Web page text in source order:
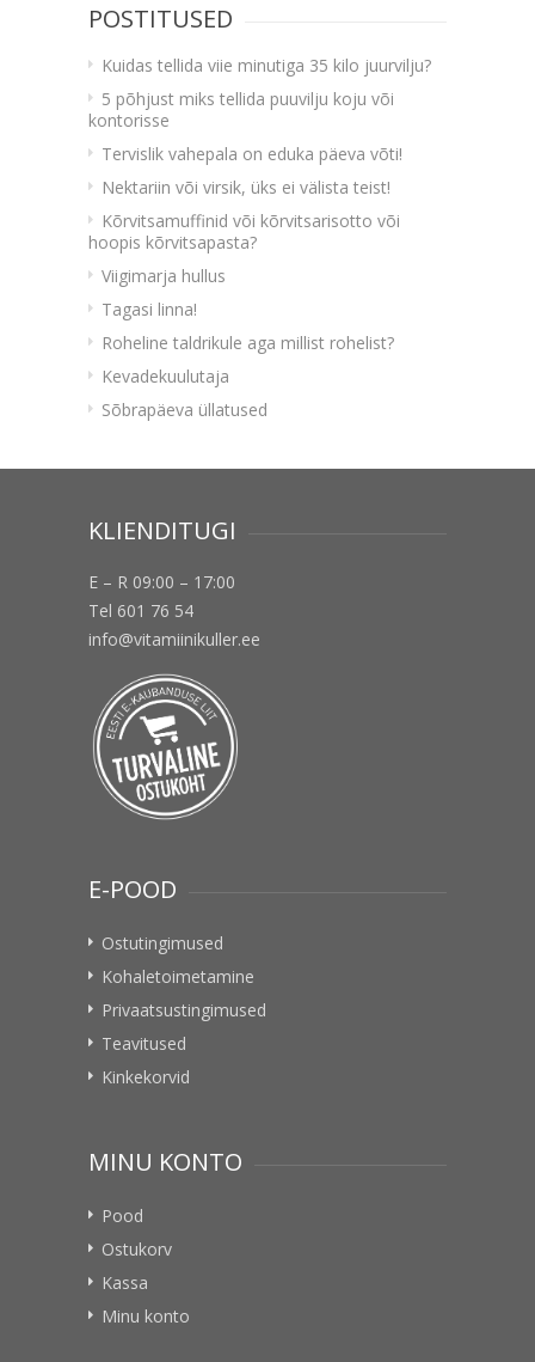
POSTITUSED
Kuidas tellida viie minutiga 35 kilo juurvilju?
5 põhjust miks tellida puuvilju koju või
kontorisse
Tervislik vahepala on eduka päeva võti!
Nektariin või virsik, üks ei välista teist!
Kõrvitsamuffinid või kõrvitsarisotto või
hoopis kõrvitsapasta?
Viigimarja hullus
Tagasi linna!
Roheline taldrikule aga millist rohelist?
Kevadekuulutaja
Sõbrapäeva üllatused
KLIENDITUGI
E – R 09:00 – 17:00
Tel 601 76 54
info@vitamiinikuller.ee
E-POOD
Ostutingimused
Kohaletoimetamine
Privaatsustingimused
Teavitused
Kinkekorvid
MINU KONTO
Pood
Ostukorv
Kassa
Minu konto